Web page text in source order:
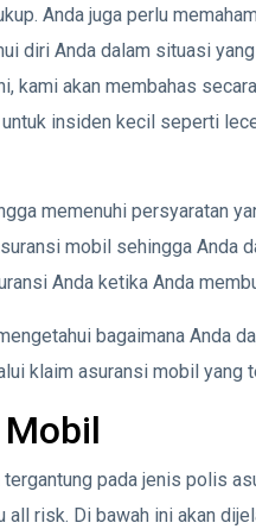
Anda juga perlu
diri Anda dalam situasi
kami akan membahas
insiden kecil seperti
memenuhi persyaratan
mobil sehingga Anda
Anda ketika Anda
bagaimana Anda
klaim asuransi mobil yang
pada jenis polis
risk. Di bawah ini akan